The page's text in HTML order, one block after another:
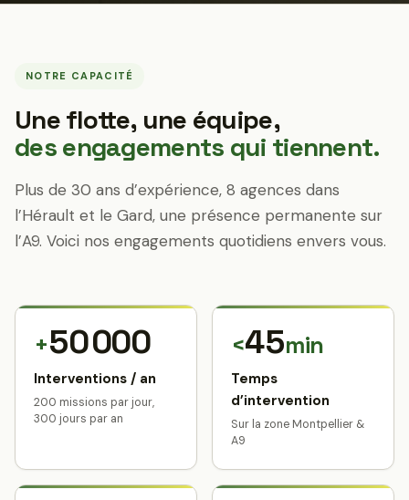
NOTRE CAPACITÉ
Une flotte, une équipe,
des engagements qui tiennent.
Plus de 30 ans d’expérience, 8 agences dans
l’Hérault et le Gard, une présence permanente sur
l’A9. Voici nos engagements quotidiens envers vous.
+50 000
Interventions / an
200 missions par jour,
300 jours par an
<45min
Temps
d’intervention
Sur la zone Montpellier &
A9